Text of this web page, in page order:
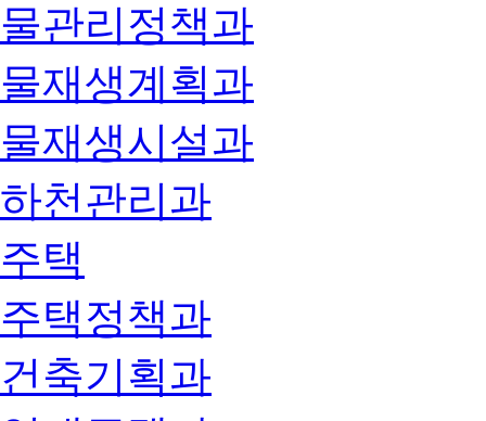
물관리정책과
물재생계획과
물재생시설과
하천관리과
주택
주택정책과
건축기획과